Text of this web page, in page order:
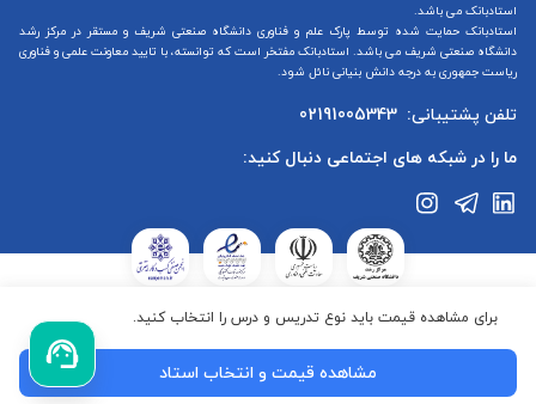
برای مشاهده قیمت باید نوع تدریس و درس را انتخاب کنید.
مشاهده قیمت و انتخاب استاد
استادبانک می باشد.
استادبانک حمایت شده توسط پارک علم و فناوری دانشگاه صنعتی شریف و مستقر در مرکز رشد
دانشگاه صنعتی شریف می باشد. استادبانک مفتخر است که توانسته، با تایید معاونت علمی و فناوری
ریاست جمهوری به درجه دانش بنیانی نائل شود.
تلفن پشتیبانی: 02191005343
ما را در شبکه های اجتماعی دنبال کنید:
استادبانک در ستاد ساماندهی پایگاه‌های اینترنتی وزارت فرهنگ و ارشاد
جمهوری اسلامی ایران ثبت شده است.استادبانک تابع قوانین جمهوری
اسلامی ایران می‌باشد.کلیه حقوق این سایت متعلق به گروه استادبانک
می‌باشد.